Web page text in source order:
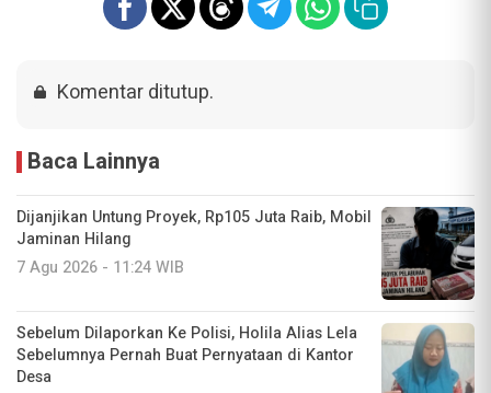
Komentar ditutup.
Baca Lainnya
Dijanjikan Untung Proyek, Rp105 Juta Raib, Mobil
Jaminan Hilang
7 Agu 2026 - 11:24 WIB
Sebelum Dilaporkan Ke Polisi, Holila Alias Lela
Sebelumnya Pernah Buat Pernyataan di Kantor
Desa